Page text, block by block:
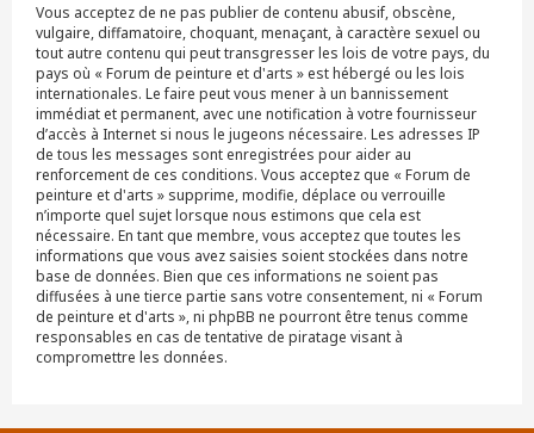
Vous acceptez de ne pas publier de contenu abusif, obscène,
vulgaire, diffamatoire, choquant, menaçant, à caractère sexuel ou
tout autre contenu qui peut transgresser les lois de votre pays, du
pays où « Forum de peinture et d'arts » est hébergé ou les lois
internationales. Le faire peut vous mener à un bannissement
immédiat et permanent, avec une notification à votre fournisseur
d’accès à Internet si nous le jugeons nécessaire. Les adresses IP
de tous les messages sont enregistrées pour aider au
renforcement de ces conditions. Vous acceptez que « Forum de
peinture et d'arts » supprime, modifie, déplace ou verrouille
n’importe quel sujet lorsque nous estimons que cela est
nécessaire. En tant que membre, vous acceptez que toutes les
informations que vous avez saisies soient stockées dans notre
base de données. Bien que ces informations ne soient pas
diffusées à une tierce partie sans votre consentement, ni « Forum
de peinture et d'arts », ni phpBB ne pourront être tenus comme
responsables en cas de tentative de piratage visant à
compromettre les données.